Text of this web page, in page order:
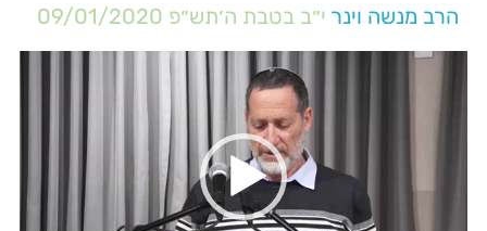
הרב מנשה וינר י״ב בטבת ה׳תש״פ 09/01/2020
וידאו